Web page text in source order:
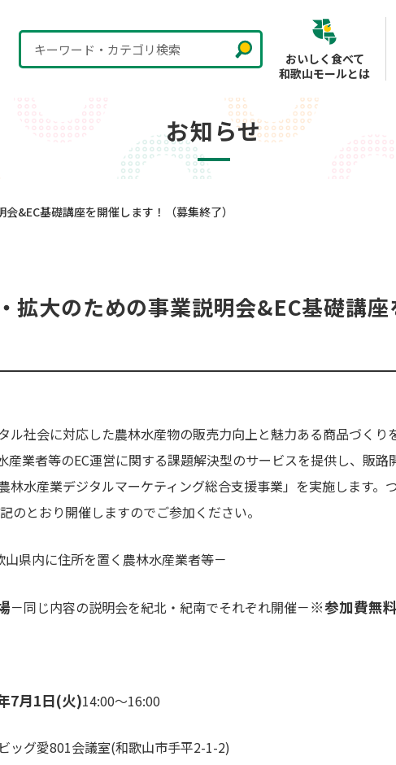
キーワード・カテゴリ検索
おいしく食べて
和歌山モールとは
お知らせ
&EC基礎講座を開催します！（募集終了）
拡大のための事業説明会&EC基礎講座
ル社会に対応した農林水産物の販売力向上と魅力ある商品づくり
産業者等のEC運営に関する課題解決型のサービスを提供し、販路
林水産業デジタルマーケティング総合支援事業」を実施します。
のとおり開催しますのでご参加ください。
山県内に住所を置く農林水産業者等－
－同じ内容の説明会を紀北・紀南でそれぞれ開催－※参加費無料
7月1日(火)14:00～16:00
グ愛801会議室(和歌山市手平2-1-2)